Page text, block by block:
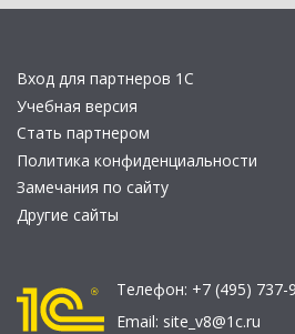
Вход для партнеров 1С
Учебная версия
Стать партнером
Политика конфиденциальности
Замечания по сайту
Другие сайты
Телефон: +7 (495) 737-
Email: site_v8@1c.ru